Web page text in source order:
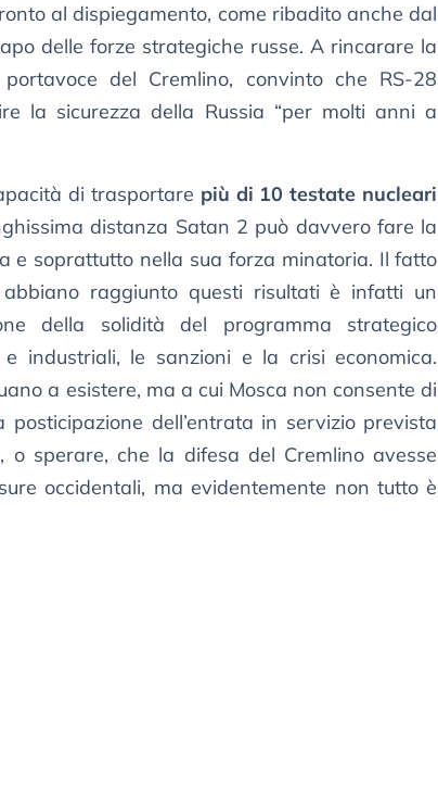
al dispiegamento, come ribadito anche dal
delle forze strategiche russe. A rincarare la
del Cremlino, convinto che RS-28
la sicurezza della Russia “per molti anni a
di trasportare più di 10 testate nucleari
distanza Satan 2 può davvero fare la
e soprattutto nella sua forza minatoria. Il fatto
raggiunto questi risultati è infatti un
della solidità del programma strategico
industriali, le sanzioni e la crisi economica.
a esistere, ma a cui Mosca non consente di
dell’entrata in servizio prevista
sperare, che la difesa del Cremlino avesse
occidentali, ma evidentemente non tutto è